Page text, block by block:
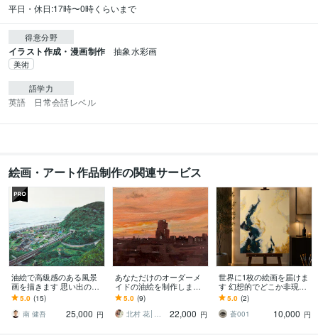
得意分野
イラスト作成・漫画制作 抽象水彩画
美術
語学力
英語 日常会話レベル
絵画・アート作品制作の関連サービス
油絵で高級感のある風景
画を描きます 思い出の地
や好きな風景を残しませ
んか？
5.0 (15)
南 健吾
25,000 円
あなただけのオーダーメ
イドの油絵を制作します
空間がぱっと華やぎま
す。ご自宅のインテリア
や贈り物にどうぞ。
5.0 (9)
北村 花│オーダーメイド絵画、イラスト
22,000 円
世界に1枚の絵画を届けま
す 幻想的でどこか非現実
的な絵画を
5.0 (2)
蒼001
10,000 円